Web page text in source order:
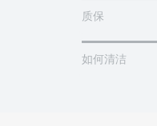
质保
如何清洁